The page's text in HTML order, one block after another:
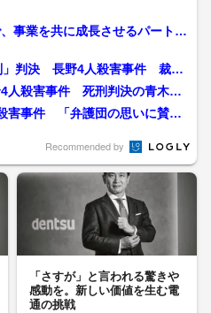
事業を共に成長させるパートナ
」判決 長野4人殺害事件 裁判
人殺害事件 死刑判決の青木政
害事件 「弁護団の思いに賛
Recommended by
「さすが」と言われる驚きや
感動を。新しい価値を生む電
通の挑戦